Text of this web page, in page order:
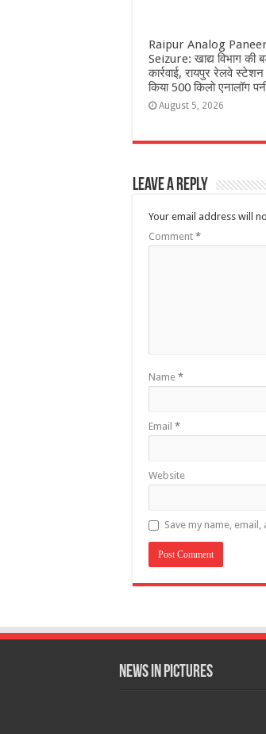
Raipur Analog
Seizure: खाद्य विभाग की
कार्रवाई, रायपुर रेलवे
किया 500 किलो एनालॉग
August 5, 2026
Leave a Reply
Your email address will
Comment *
Name *
Email *
Website
Save my name,
News in Pictures